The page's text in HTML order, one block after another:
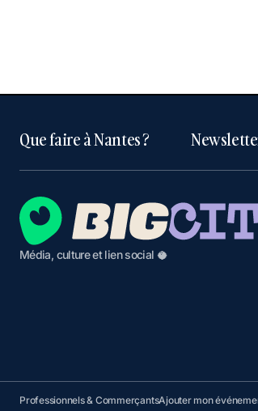
Média, culture et lien social 🥥
Que faire à Nantes ?
Professionnels & CommerçantsAjouter mon